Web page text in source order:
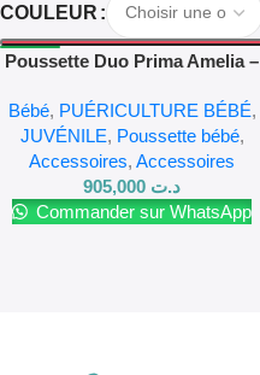
COULEUR
Poussette Duo Prima Amelia –
Bébé, PUÉRICULTURE BÉBÉ,
JUVÉNILE, Poussette bébé,
Accessoires, Accessoires
د.ت
Commander sur WhatsApp